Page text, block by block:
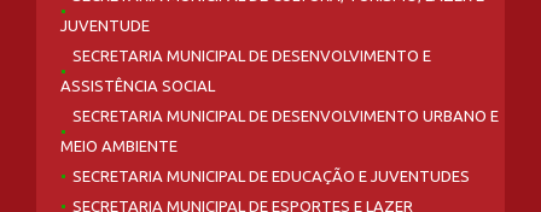
JUVENTUDE
SECRETARIA MUNICIPAL DE DESENVOLVIMENTO E
ASSISTÊNCIA SOCIAL
SECRETARIA MUNICIPAL DE DESENVOLVIMENTO URBANO E
MEIO AMBIENTE
SECRETARIA MUNICIPAL DE EDUCAÇÃO E JUVENTUDES
SECRETARIA MUNICIPAL DE ESPORTES E LAZER